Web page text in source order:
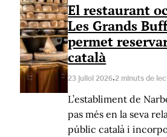
El restaurant
Les Grands
permet
català
23 juliol 2026·2 minuts de
L’establiment de
pas més en la seva
públic català i